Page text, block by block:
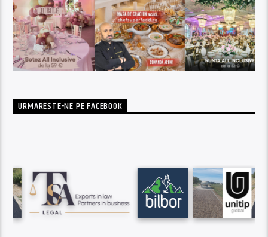
URMARESTE-NE PE FACEBOOK